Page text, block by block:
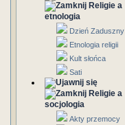
Religie a
etnologia
Dzień Zaduszny
Etnologia religii
Kult słońca
Sati
Religie a
socjologia
Akty przemocy